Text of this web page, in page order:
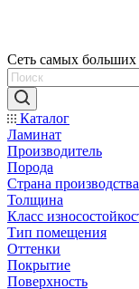
Сеть самых
Каталог
Ламинат
Производитель
Порода
Страна производства
Толщина
Класс
Тип помещения
Оттенки
Покрытие
Поверхность